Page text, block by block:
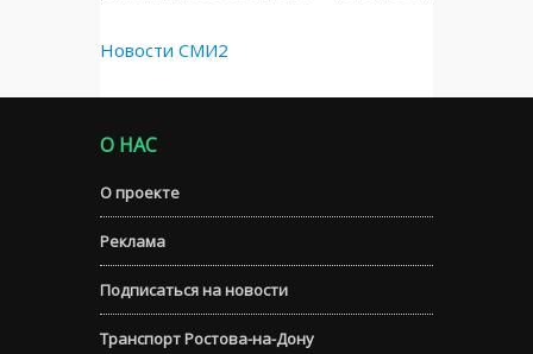
Новости СМИ2
О НАС
О проекте
Реклама
Подписаться на новости
Транспорт Ростова-на-Дону